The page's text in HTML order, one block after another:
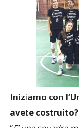
Iniziamo con
avete costruito?